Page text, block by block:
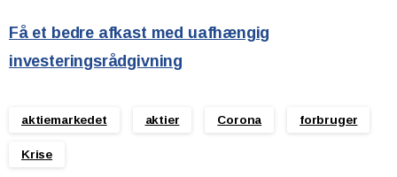
Få et bedre afkast med uafhængig
investeringsrådgivning
aktiemarkedet aktier Corona forbruger
Krise